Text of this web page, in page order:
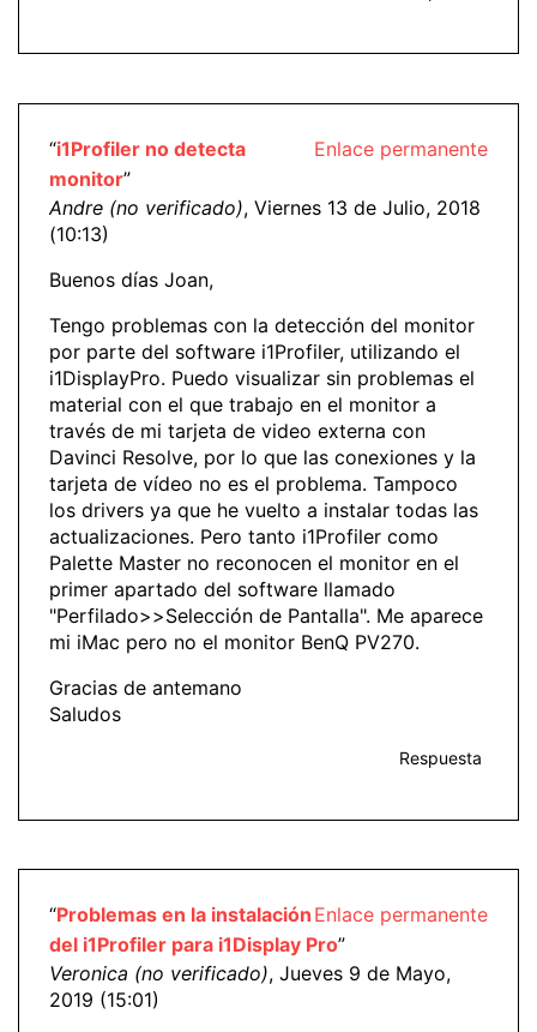
Enlace permanente
“i1Profiler no detecta
monitor”
Andre (no verificado), Viernes 13 de Julio, 2018
(10:13)
Buenos días Joan,
Tengo problemas con la detección del monitor
por parte del software i1Profiler, utilizando el
i1DisplayPro. Puedo visualizar sin problemas el
material con el que trabajo en el monitor a
través de mi tarjeta de video externa con
Davinci Resolve, por lo que las conexiones y la
tarjeta de vídeo no es el problema. Tampoco
los drivers ya que he vuelto a instalar todas las
actualizaciones. Pero tanto i1Profiler como
Palette Master no reconocen el monitor en el
primer apartado del software llamado
"Perfilado>>Selección de Pantalla". Me aparece
mi iMac pero no el monitor BenQ PV270.
Gracias de antemano
Saludos
Respuesta
Enlace permanente
“Problemas en la instalación
del i1Profiler para i1Display Pro”
Veronica (no verificado), Jueves 9 de Mayo,
2019 (15:01)